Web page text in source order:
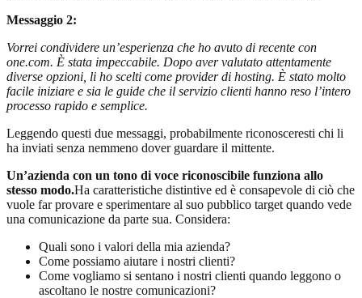
Messaggio 2:
Vorrei condividere un’esperienza che ho avuto di recente con
one.com. È stata impeccabile. Dopo aver valutato attentamente
diverse opzioni, li ho scelti come provider di hosting. È stato molto
facile iniziare e sia le guide che il servizio clienti hanno reso l’intero
processo rapido e semplice.
Leggendo questi due messaggi, probabilmente riconosceresti chi li
ha inviati senza nemmeno dover guardare il mittente.
Un’azienda con un tono di voce riconoscibile funziona allo
stesso modo.Ha caratteristiche distintive ed è consapevole di ciò che
vuole far provare e sperimentare al suo pubblico target quando vede
una comunicazione da parte sua. Considera:
Quali sono i valori della mia azienda?
Come possiamo aiutare i nostri clienti?
Come vogliamo si sentano i nostri clienti quando leggono o
ascoltano le nostre comunicazioni?